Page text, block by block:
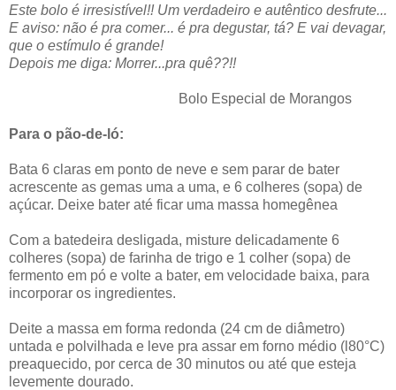
Este bolo é irresistível!! Um verdadeiro e autêntico desfrute...
E aviso: não é pra comer... é pra degustar, tá? E vai devagar,
que o estímulo é grande!
Depois me diga: Morrer...pra quê??!!
Bolo Especial de Morangos
Para o pão-de-ló:
Bata 6 claras em ponto de neve e sem parar de bater
acrescente as gemas uma a uma, e 6 colheres (sopa) de
açúcar. Deixe bater até ficar uma massa homegênea
Com a batedeira desligada, misture delicadamente 6
colheres (sopa) de farinha de trigo e 1 colher (sopa) de
fermento em pó e volte a bater, em velocidade baixa, para
incorporar os ingredientes.
Deite a massa em forma redonda (24 cm de diâmetro)
untada e polvilhada e leve pra assar em forno médio (l80°C)
preaquecido, por cerca de 30 minutos ou até que esteja
levemente dourado.